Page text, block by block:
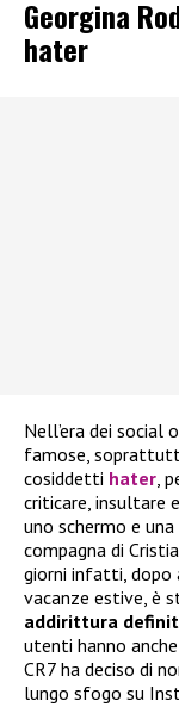
Georgina
hater
Nell’era dei social
famose,
cosiddetti hater,
criticare, insultare
uno schermo e
compagna di
giorni infatti, dopo
vacanze estive, è
addirittura
utenti hanno
CR7 ha deciso di
lungo sfogo su